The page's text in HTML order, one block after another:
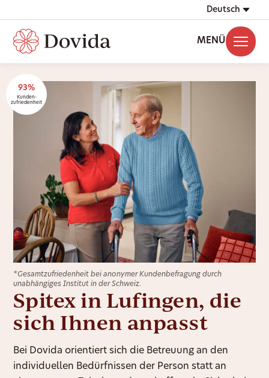
Deutsch
MENÜ
93%
Kunden-
zufriedenheit
*Gesamtzufriedenheit bei anonymer Kundenbefragung durch
unabhängiges Institut in der Schweiz.
Spitex in Lufingen, die
sich Ihnen anpasst
Bei Dovida orientiert sich die Betreuung an den
individuellen Bedürfnissen der Person statt an